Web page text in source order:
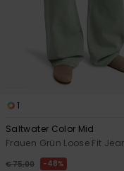
1
Saltwater Color Mid
Frauen Grün Loose Fit
€ 75,00 48%